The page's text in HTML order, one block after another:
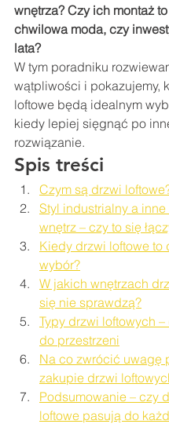
wnętrza? Czy ich montaż
chwilowa moda, czy
lata?
W tym poradniku
wątpliwości i pokazujemy,
loftowe będą idealnym
kiedy lepiej sięgnąć po
rozwiązanie.
Spis treści
Czym są drzwi
Styl industrialny a inne
wnętrz – czy to się
Kiedy drzwi loftowe to
wybór?
W jakich wnętrzach
się nie sprawdzą?
Typy drzwi loftowych
do przestrzeni
Na co zwrócić uwagę
zakupie drzwi
Podsumowanie – czy
loftowe pasują do